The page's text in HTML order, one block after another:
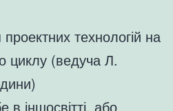
технологій на
циклу (ведуча Л.
іншосвітті, або